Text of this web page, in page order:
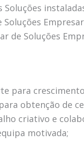
de Soluções
para
obtenção de
criativo e
motivada;